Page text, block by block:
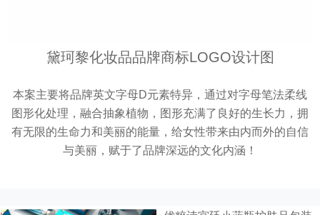
黛珂黎化妆品品牌商标LOGO设计图
本案主要将品牌英文字母D元素特异，通过对字母笔法柔线
图形化处理，融合抽象植物，图形充满了良好的生长力，拥
有无限的生命力和美丽的能量，给女性带来由内而外的自信
与美丽，赋于了品牌深远的文化内涵！